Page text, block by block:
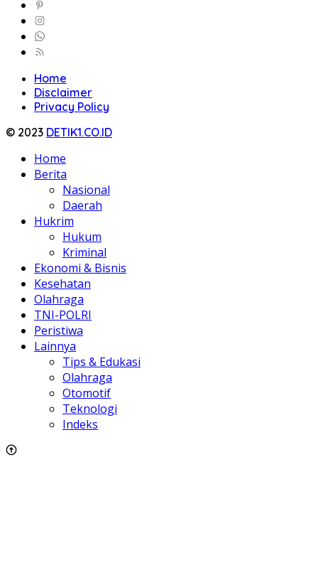
Home
Disclaimer
Privacy Policy
© 2023 DETIK1.CO.ID
Home
Berita
Nasional
Daerah
Hukrim
Hukum
Kriminal
Ekonomi & Bisnis
Kesehatan
Olahraga
TNI-POLRI
Peristiwa
Lainnya
Tips & Edukasi
Olahraga
Otomotif
Teknologi
Indeks